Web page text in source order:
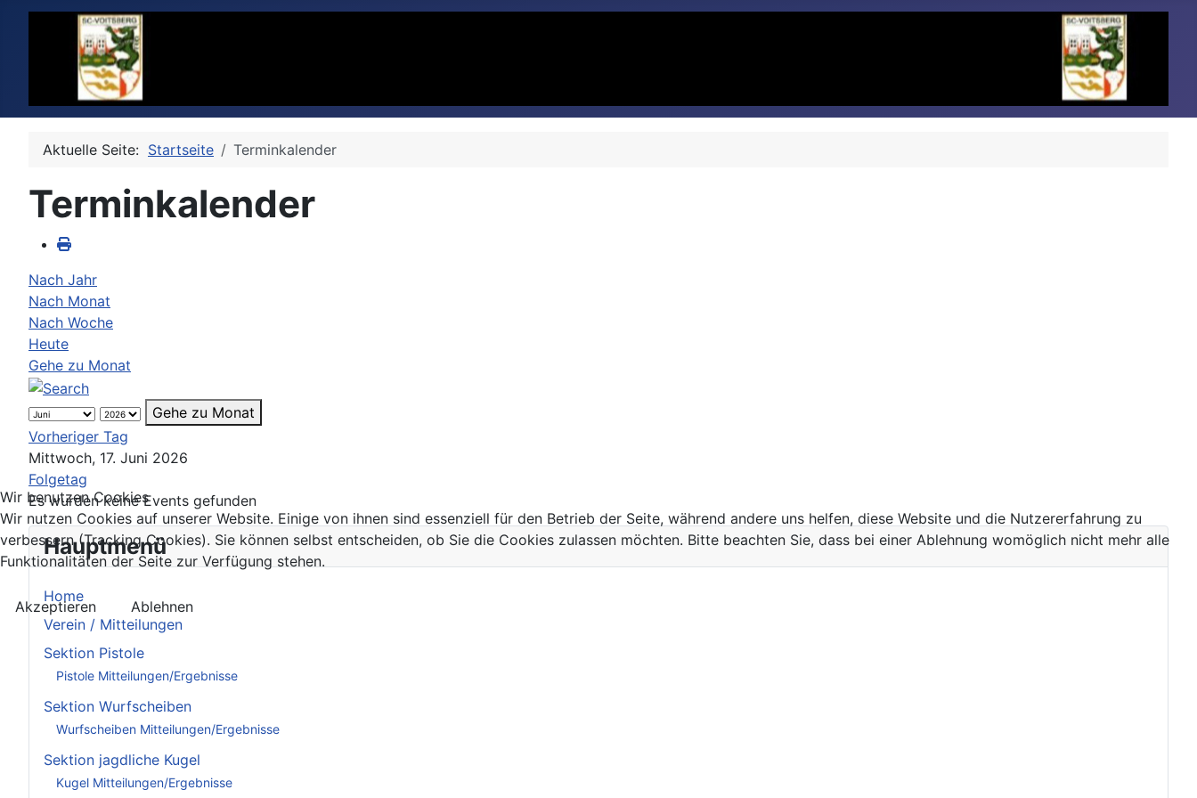
Hauptmenü
Home
Verein / Mitteilungen
Sektion Pistole
Pistole Mitteilungen/Ergebnisse
Sektion Wurfscheiben
Wurfscheiben Mitteilungen/Ergebnisse
Sektion jagdliche Kugel
Kugel Mitteilungen/Ergebnisse
Aktuelle Seite: Startseite Terminkalender
Terminkalender
Nach Jahr
Nach Monat
Nach Woche
Heute
Gehe zu Monat
Gehe zu Monat
Vorheriger Tag
Mittwoch, 17. Juni 2026
Folgetag
Es wurden keine Events gefunden
Wir benutzen Cookies
Wir nutzen Cookies auf unserer Website. Einige von ihnen sind essenziell für den Betrieb der Seite, während andere uns helfen, diese Website und die Nutzererfahrung zu
verbessern (Tracking Cookies). Sie können selbst entscheiden, ob Sie die Cookies zulassen möchten. Bitte beachten Sie, dass bei einer Ablehnung womöglich nicht mehr alle
Funktionalitäten der Seite zur Verfügung stehen.
Akzeptieren Ablehnen